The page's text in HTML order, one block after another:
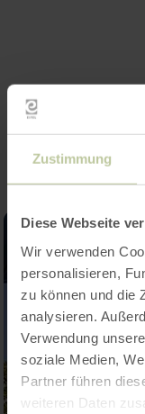
Zustimmung
Diese Webseite
Wir verwenden
personalisieren,
zu können und die
analysieren.
Verwendung
soziale Medien,
Partner führen
weiteren Daten